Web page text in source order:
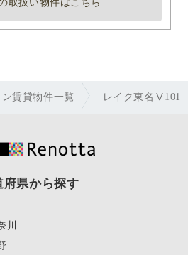
取扱い物件はこちら
賃貸物件一覧 レイク東名Ⅴ101
府県から探す
川